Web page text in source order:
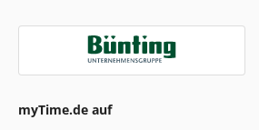
myTime.de auf